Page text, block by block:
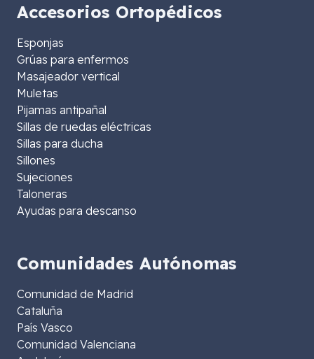
Accesorios Ortopédicos
Esponjas
Grúas para enfermos
Masajeador vertical
Muletas
Pijamas antipañal
Sillas de ruedas eléctricas
Sillas para ducha
Sillones
Sujeciones
Taloneras
Ayudas para descanso
Comunidades Autónomas
Comunidad de Madrid
Cataluña
País Vasco
Comunidad Valenciana